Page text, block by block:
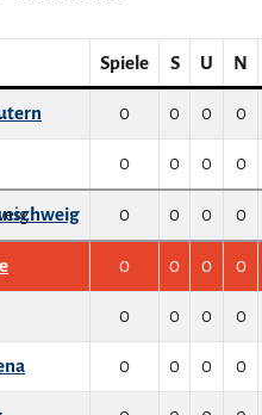
Spiele S U N
0 0 0 0
0 0 0 0
0 0 0 0
0 0 0 0
0 0 0 0
0 0 0 0